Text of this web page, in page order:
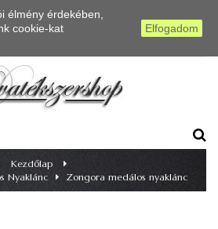
élmény érdekében,
cookie-kat
Elfogadom
Kezdőlap
>
Nyaklánc > Zongora medálos nyaklánc